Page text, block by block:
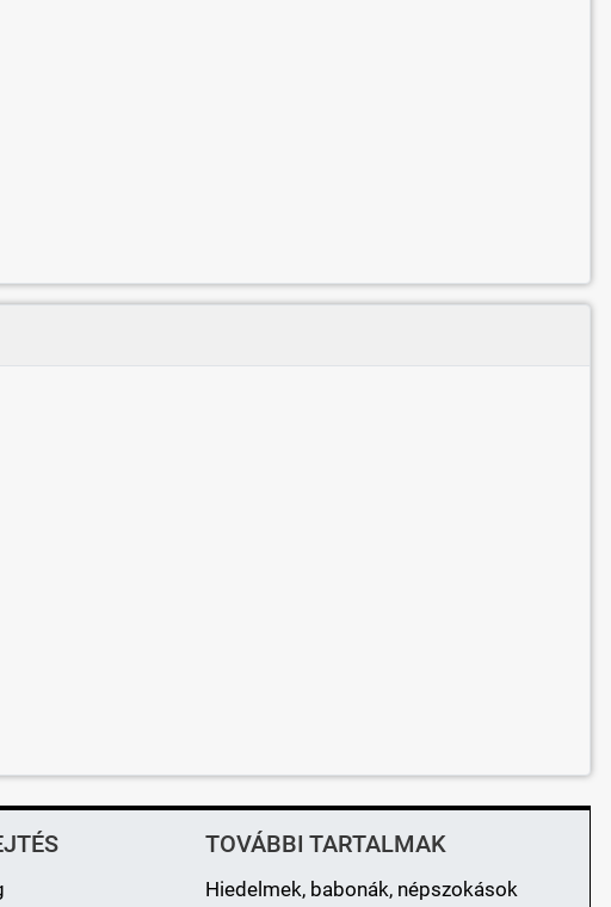
TOVÁBBI TARTALMAK
Hiedelmek, babonák, népszokások